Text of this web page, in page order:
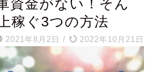
資金がない！そん
稼ぐ3つの方法
2021年8月2日 / 2022年10月21日